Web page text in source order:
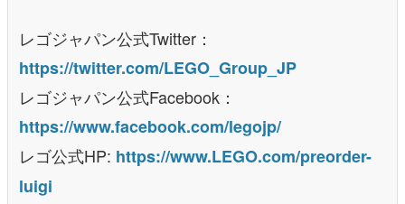
レゴジャパン公式Twitter：
https://twitter.com/LEGO_Group_JP
レゴジャパン公式Facebook：
https://www.facebook.com/legojp/
レゴ公式HP: https://www.LEGO.com/preorder-
luigi